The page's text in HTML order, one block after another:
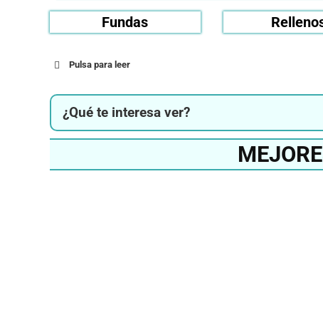
Fundas
Pulsa para leer
¿Qué te interesa ver?